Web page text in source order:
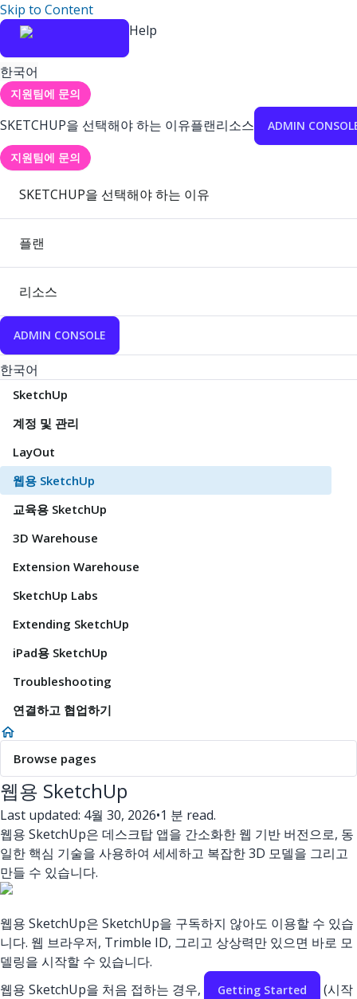
Skip to Content
Help
한국어
지원팀에 문의
SKETCHUP을 선택해야 하는 이유플랜리소스 ADMIN
지원팀에 문의
SKETCHUP을 선택해야 하는 이유
플랜
리소스
ADMIN CONSOLE
한국어
SketchUp
계정 및 관리
LayOut
웹용 SketchUp
교육용 SketchUp
3D Warehouse
Extension Warehouse
SketchUp Labs
Extending SketchUp
iPad용 SketchUp
Troubleshooting
연결하고 협업하기
Browse pages
웹용 SketchUp
Last updated: 4월 30, 2026•1 분 read.
웹용 SketchUp은 데스크탑 앱을 간소화한 웹 기반 버전으로, 동
일한 핵심 기술을 사용하여 세세하고 복잡한 3D 모델을 그리고
만들 수 있습니다.
웹용 SketchUp은 SketchUp을 구독하지 않아도 이용할 수 있습
니다. 웹 브라우저, Trimble ID, 그리고 상상력만 있으면 바로 모
델링을 시작할 수 있습니다.
웹용 SketchUp을 처음 접하는 경우,
Getting Started
(시작